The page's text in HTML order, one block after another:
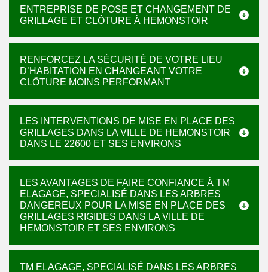
ENTREPRISE DE POSE ET CHANGEMENT DE
GRILLAGE ET CLÔTURE À HEMONSTOIR
RENFORCEZ LA SÉCURITÉ DE VOTRE LIEU
D’HABITATION EN CHANGEANT VOTRE
CLÔTURE MOINS PERFORMANT
LES INTERVENTIONS DE MISE EN PLACE DES
GRILLAGES DANS LA VILLE DE HEMONSTOIR
DANS LE 22600 ET SES ENVIRONS
LES AVANTAGES DE FAIRE CONFIANCE À TM
ELAGAGE, SPECIALISÉ DANS LES ARBRES
DANGEREUX POUR LA MISE EN PLACE DES
GRILLAGES RIGIDES DANS LA VILLE DE
HEMONSTOIR ET SES ENVIRONS
TM ELAGAGE, SPECIALISÉ DANS LES ARBRES